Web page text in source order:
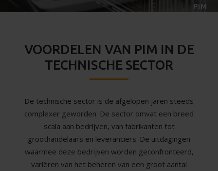
PIM
VOORDELEN VAN PIM IN DE
TECHNISCHE SECTOR
De technische sector is de afgelopen jaren steeds
complexer geworden. De sector omvat een breed
scala aan bedrijven, van fabrikanten tot
groothandelaars en leveranciers. De uitdagingen
waarmee deze bedrijven worden geconfronteerd,
variëren van het beheren van een groot aantal